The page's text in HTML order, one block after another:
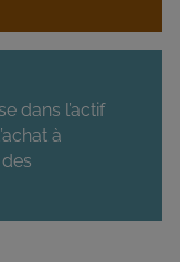
dans l’actif
à